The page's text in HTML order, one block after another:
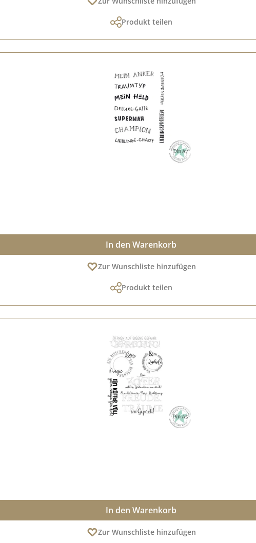
Produkt teilen
In den Warenkorb
Zur Wunschliste hinzufügen
Produkt teilen
In den Warenkorb
Zur Wunschliste hinzufügen